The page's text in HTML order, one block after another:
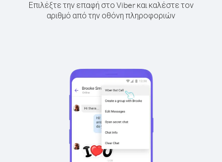
Επιλέξτε την επαφή στο Viber και καλέστε τον
αριθμό από την οθόνη πληροφοριών